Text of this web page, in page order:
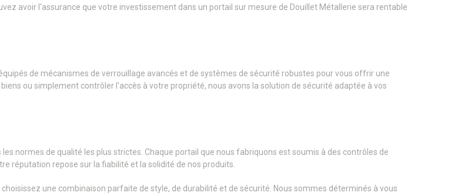
avoir l'assurance que votre investissement dans un portail sur mesure de Douillet Métallerie sera rentable
de mécanismes de verrouillage avancés et de systèmes de sécurité robustes pour vous offrir une
ou simplement contrôler l'accès à votre propriété, nous avons la solution de sécurité adaptée à vos
normes de qualité les plus strictes. Chaque portail que nous fabriquons est soumis à des contrôles de
réputation repose sur la fiabilité et la solidité de nos produits.
une combinaison parfaite de style, de durabilité et de sécurité. Nous sommes déterminés à vous